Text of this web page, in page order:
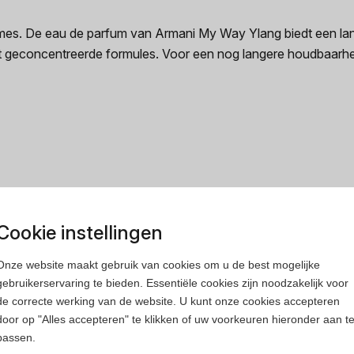
De eau de parfum van Armani My Way Ylang biedt een
formules. Voor een nog langere
instellingen
website maakt gebruik van cookies om u de best mogelijke
te bieden. Essentiële cookies zijn noodzakelijk voor
correcte werking van de website. U kunt onze cookies accepteren
op "Alles accepteren" te klikken of uw voorkeuren hieronder aan te